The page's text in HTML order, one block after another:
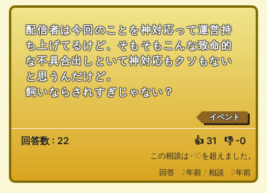
配信者は今回のことを神対応って運営持
ち上げてるけど、そもそもこんな致命的
な不具合出しといて神対応もクソもない
と思うんだけど。
飼いならされすぎじゃない？
イベント
回答数 : 22 👍 31 👎 -0
この相談は+10を超えました。
回答 : 2年前 / 相談 : 2年前